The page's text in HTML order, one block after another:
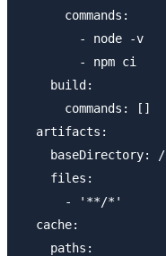
      commands:
        - node -v
        - npm ci
    build:
      commands: []
  artifacts:
    baseDirectory: /
    files:
      - '**/*'
  cache:
    paths: